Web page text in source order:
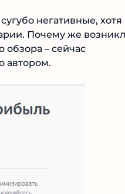
негативные, хотя
Почему же
– сейчас
автором.